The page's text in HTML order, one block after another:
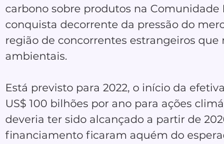
carbono sobre produtos na Comunidade
conquista decorrente da pressão do
região de concorrentes estrangeiros
ambientais.
Está previsto para 2022, o início da
US$ 100 bilhões por ano para ações
deveria ter sido alcançado a partir de
financiamento ficaram aquém do